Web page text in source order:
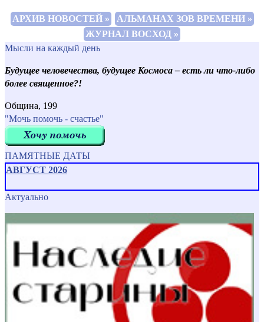
АРХИВ НОВОСТЕЙ »
АЛЬМАНАХ ЗОВ ВРЕМЕНИ »
ЖУРНАЛ ВОСХОД »
Мысли на каждый день
Будущее человечества, будущее Космоса – есть ли что-либо
более священное?!
Община, 199
"Мочь помочь - счастье"
ПАМЯТНЫЕ ДАТЫ
АВГУСТ 2026
Актуально